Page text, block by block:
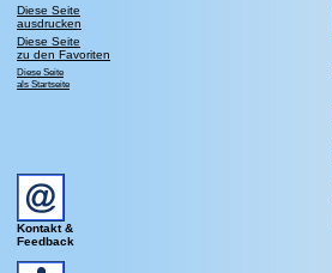
Diese Seite
ausdrucken
Diese Seite
zu den Favoriten
Diese Seite
als Startseite
Kontakt &
Feedback